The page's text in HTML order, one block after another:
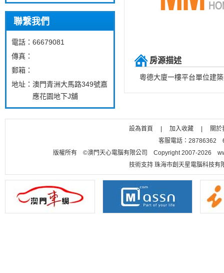
聯繫我們
電話： 66679081
傳真：
郵箱：
地址： 澳門青洲大馬路349號嘉
應花園地下J舖
房源描述
粵德大廈一樓平台單位建
設為首頁 加入收藏
關於
客服電話：28786362
版權所有 ©澳門天心電腦有限公司 Copyright 2007-2026
技術支持 珠海市創天星電腦科技